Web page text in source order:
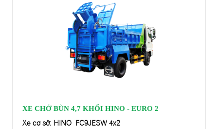
XE CHỞ BÙN 4,7 KHỐI HINO - EURO 2
Xe cơ sở: HINO FC9JESW 4x2